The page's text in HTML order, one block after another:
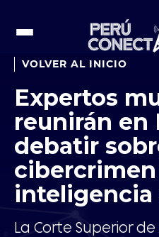
VOLVER AL INICIO
Expertos
reunirán en
debatir
cibercrimen
La Corte Superior de